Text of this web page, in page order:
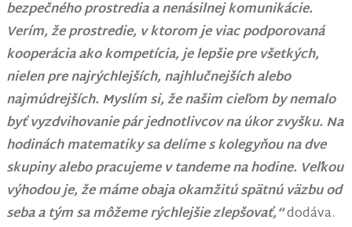
bezpečného prostredia a nenásilnej komunikácie.
Verím, že prostredie, v ktorom je viac podporovaná
kooperácia ako kompetícia, je lepšie pre všetkých,
nielen pre najrýchlejších, najhlučnejších alebo
najmúdrejších. Myslím si, že našim cieľom by nemalo
byť vyzdvihovanie pár jednotlivcov na úkor zvyšku. Na
hodinách matematiky sa delíme s kolegyňou na dve
skupiny alebo pracujeme v tandeme na hodine. Veľkou
výhodou je, že máme obaja okamžitú spätnú väzbu od
seba a tým sa môžeme rýchlejšie zlepšovať,“dodáva.